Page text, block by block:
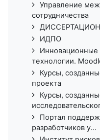
Управление
сотрудничества
ИДПО
Инновационные
технологии.
Курсы,
проекта
Курсы,
Портал
разработчиков у...